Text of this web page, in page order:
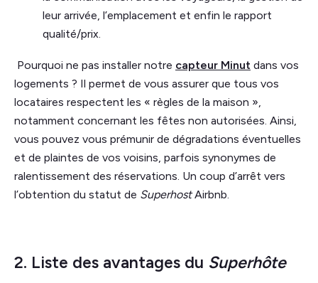
leur arrivée, l’emplacement et enfin le rapport
qualité/prix.
Pourquoi ne pas installer notre capteur Minut dans vos
logements ? Il permet de vous assurer que tous vos
locataires respectent les « règles de la maison »,
notamment concernant les fêtes non autorisées. Ainsi,
vous pouvez vous prémunir de dégradations éventuelles
et de plaintes de vos voisins, parfois synonymes de
ralentissement des réservations. Un coup d’arrêt vers
l’obtention du statut de SuperhostAirbnb.
2. Liste des avantages du Superhôte